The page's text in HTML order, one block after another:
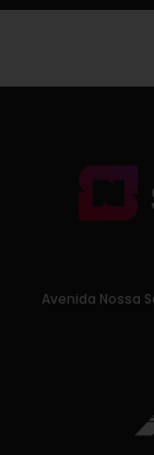
Avenida Nossa